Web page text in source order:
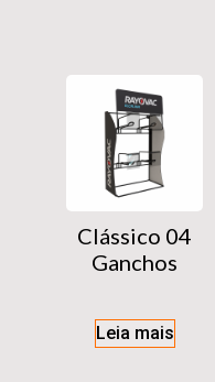
Clássico 04
Ganchos
Leia mais